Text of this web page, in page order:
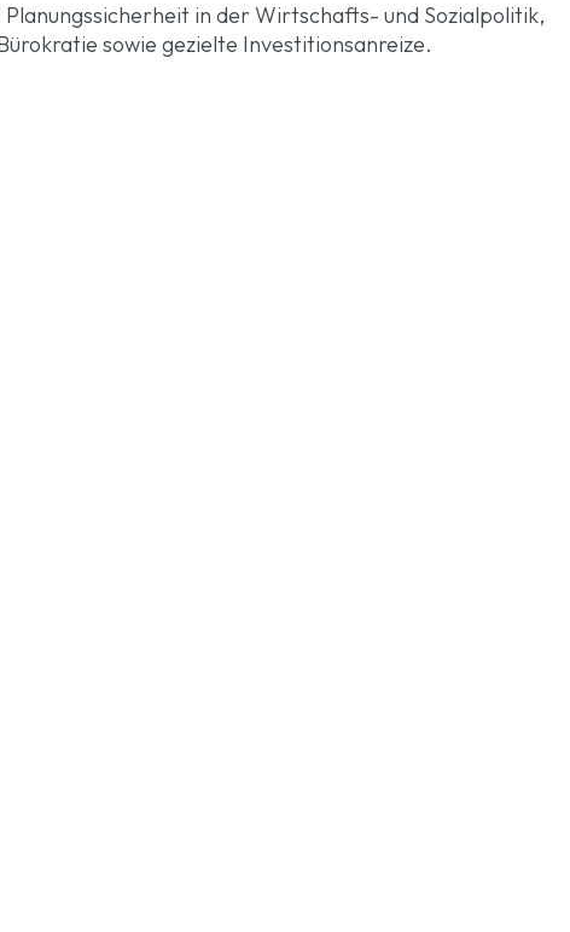
in der Wirtschafts- und Sozialpolitik,
sowie gezielte Investitionsanreize.